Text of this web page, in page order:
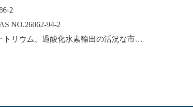
2
NO.26062-94-2
中国からの水酸化カリウム、水酸化ナトリウム、過酸化水素輸出の活況な市場：過去 1 年間の振り返り